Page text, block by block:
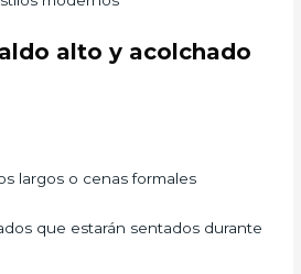
alto y acolchado
largos o cenas formales
que estarán sentados durante